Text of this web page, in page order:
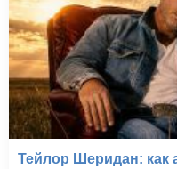
Тейлор Шеридан: как